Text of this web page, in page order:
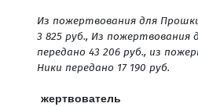
Из пожертвования для
3 825 руб., Из пожертвования
передано 43 206 руб., из
Ники передано 17 190 руб.
жертвователь